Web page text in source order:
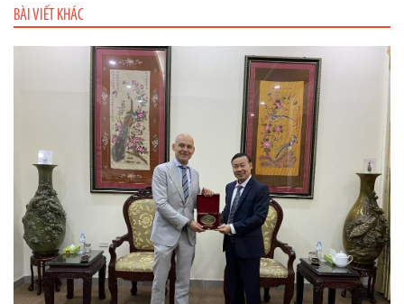
BÀI VIẾT KHÁC